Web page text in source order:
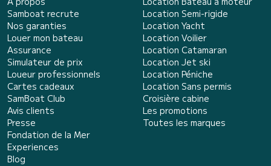
Samboat recrute
Nos garanties
Louer mon bateau
Assurance
Simulateur de prix
Loueur professionnels
Cartes cadeaux
SamBoat Club
Avis clients
Presse
Fondation de la Mer
Experiences
Blog
Location Semi-rigide
Location Yacht
Location Voilier
Location Catamaran
Location Jet ski
Location Péniche
Location Sans permis
Croisière cabine
Les promotions
Toutes les marques